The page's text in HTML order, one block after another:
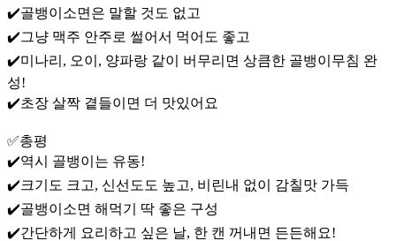
✔️골뱅이소면은 말할 것도 없고
✔️그냥 맥주 안주로 썰어서 먹어도 좋고
✔️미나리, 오이, 양파랑 같이 버무리면 상큼한 골뱅이무침 완
성!
✔️초장 살짝 곁들이면 더 맛있어요
✅총평
✔️역시 골뱅이는 유동!
✔️크기도 크고, 신선도도 높고, 비린내 없이 감칠맛 가득
✔️골뱅이소면 해먹기 딱 좋은 구성
✔️간단하게 요리하고 싶은 날, 한 캔 꺼내면 든든해요!